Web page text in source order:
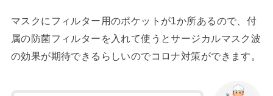
マスクにフィルター用のポケットが1か所あるので、付
属の防菌フィルターを入れて使うとサージカルマスク波
の効果が期待できるらしいのでコロナ対策ができます。